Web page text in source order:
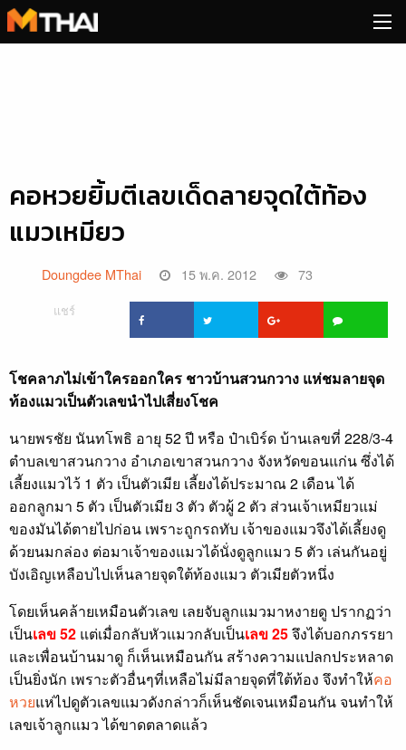
Skip
to
คอหวยยิ้มตีเลขเด็ดลายจุดใต้ท้อง
แมวเหมียว
Doungdee MThai 15 พ.ค. 2012 73
แชร์
โชคลาภไม่เข้าใครออกใคร ชาวบ้านสวนกวาง แห่ชมลายจุด
ท้องแมวเป็นตัวเลขนำไปเสี่ยงโชค
นายพรชัย นันทโพธิ อายุ 52 ปี หรือ ป๋าเบิร์ด บ้านเลขที่ 228/3-4
ตำบลเขาสวนกวาง อำเภอเขาสวนกวาง จังหวัดขอนแก่น ซึ่งได้
เลี้ยงแมวไว้ 1 ตัว เป็นตัวเมีย เลี้ยงได้ประมาณ 2 เดือน ได้
ออกลูกมา 5 ตัว เป็นตัวเมีย 3 ตัว ตัวผู้ 2 ตัว ส่วนเจ้าเหมียวแม่
ของมันได้ตายไปก่อน เพราะถูกรถทับ เจ้าของแมวจึงได้เลี้ยงดู
ด้วยนมกล่อง ต่อมาเจ้าของแมวได้นั่งดูลูกแมว 5 ตัว เล่นกันอยู่
บังเอิญเหลือบไปเห็นลายจุดใต้ท้องแมว ตัวเมียตัวหนึ่ง
โดยเห็นคล้ายเหมือนตัวเลข เลยจับลูกแมวมาหงายดู ปรากฏว่า
เป็นเลข 52 แต่เมื่อกลับหัวแมวกลับเป็นเลข 25จึงได้บอกภรรยา
และเพื่อนบ้านมาดู ก็เห็นเหมือนกัน สร้างความแปลกประหลาด
เป็นยิ่งนัก เพราะตัวอื่นๆที่เหลือไม่มีลายจุดที่ใต้ท้อง จึงทำให้คอ
หวยแห่ไปดูตัวเลขแมวดังกล่าวก็เห็นชัดเจนเหมือนกัน จนทำให้
เลขเจ้าลูกแมว ได้ขาดตลาดแล้ว